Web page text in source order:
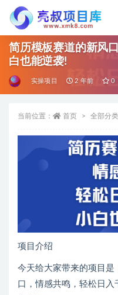
简历模板赛道的新风
白也能逆袭!
实操项目 2 年前 0
当前位置： 首页 全部分类
项目介绍
今天给大家带来的项目
口，情感共鸣，轻松日